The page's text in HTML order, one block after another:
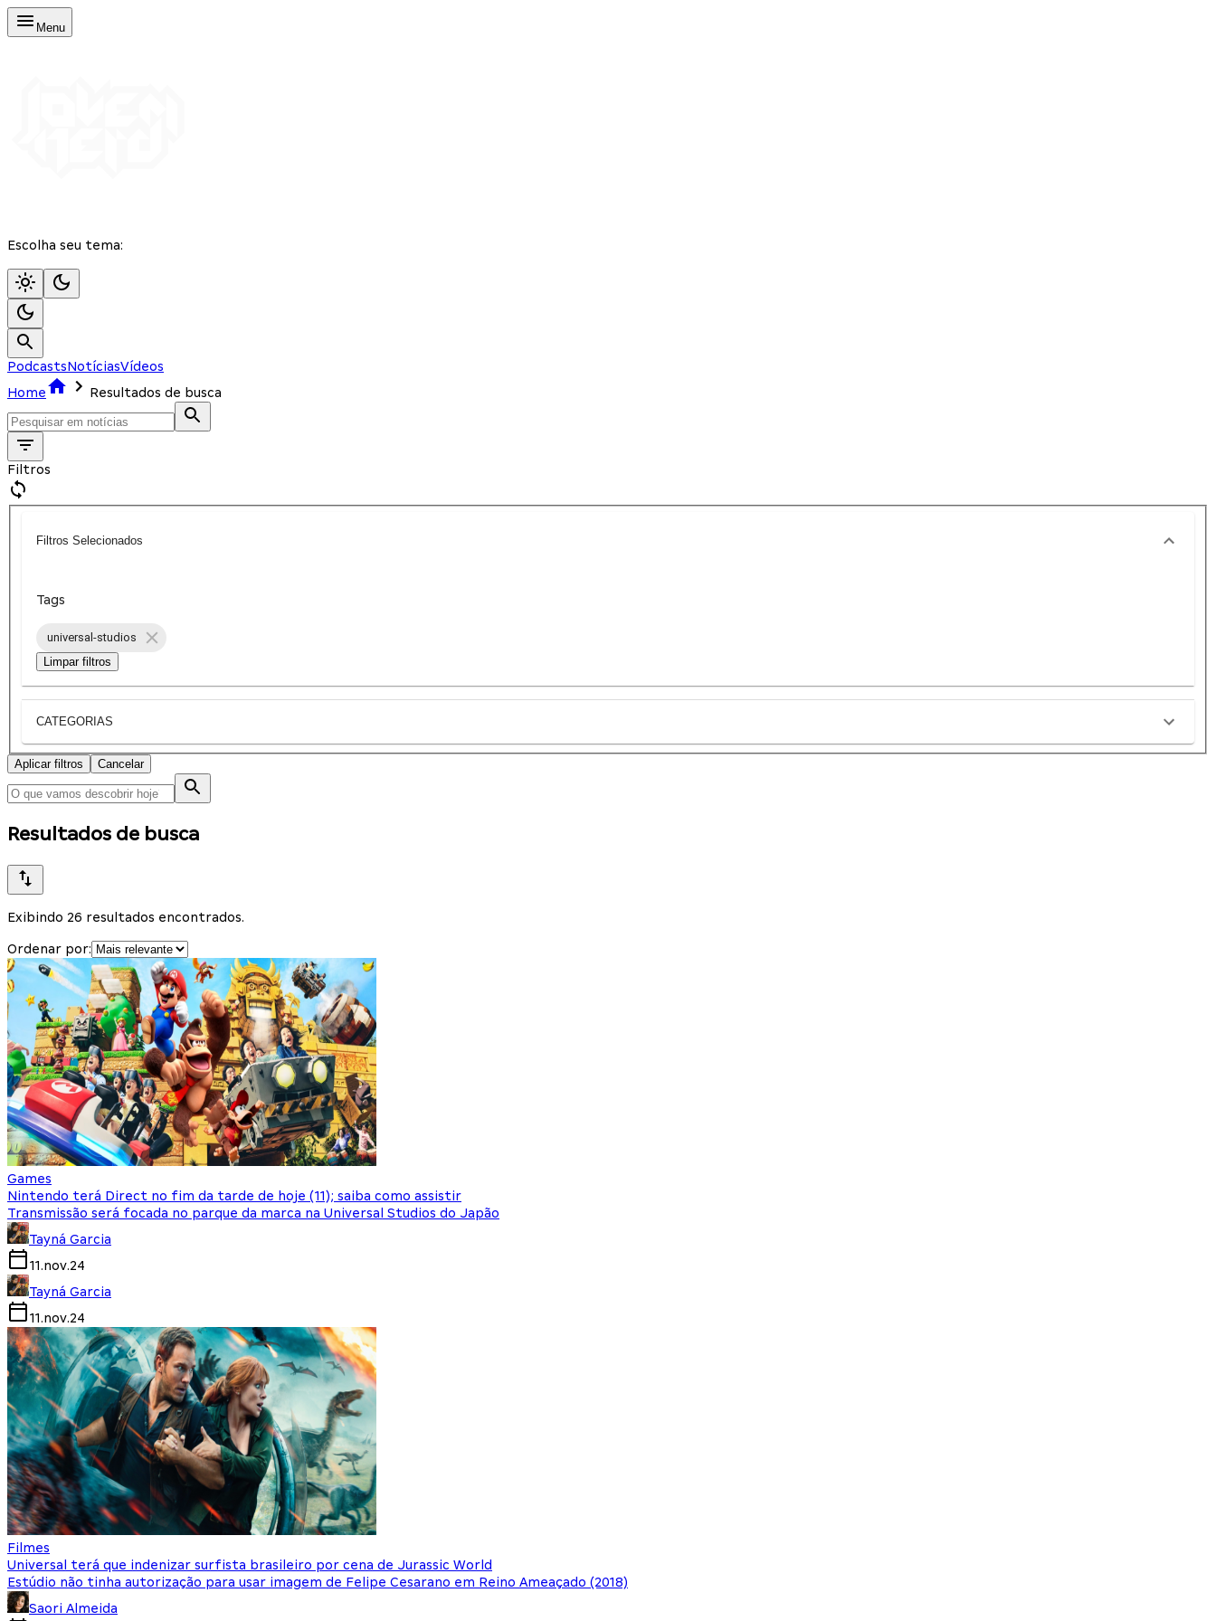
Menu
Escolha seu tema:
PodcastsNotíciasVídeos
Home
Resultados de busca
Filtros
Filtros Selecionados
Tags
universal-studios
Limpar filtros
CATEGORIAS
Aplicar filtros Cancelar
Resultados de busca
Exibindo 26 resultados encontrados.
Ordenar por:
Games
Nintendo terá Direct no fim da tarde de hoje (11); saiba como assistir
Transmissão será focada no parque da marca na Universal Studios do Japão
Tayná Garcia
11.nov.24
Tayná Garcia
11.nov.24
Filmes
Universal terá que indenizar surfista brasileiro por cena de Jurassic World
Estúdio não tinha autorização para usar imagem de Felipe Cesarano em Reino Ameaçado (2018)
Saori Almeida